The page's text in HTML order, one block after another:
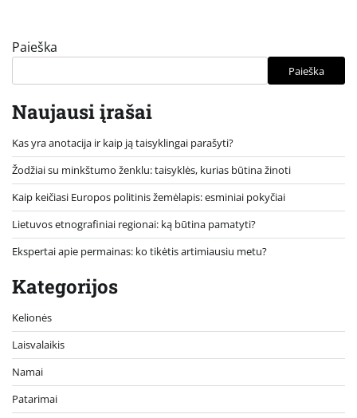
Paieška
Paieška
Naujausi įrašai
Kas yra anotacija ir kaip ją taisyklingai parašyti?
Žodžiai su minkštumo ženklu: taisyklės, kurias būtina žinoti
Kaip keičiasi Europos politinis žemėlapis: esminiai pokyčiai
Lietuvos etnografiniai regionai: ką būtina pamatyti?
Ekspertai apie permainas: ko tikėtis artimiausiu metu?
Kategorijos
Kelionės
Laisvalaikis
Namai
Patarimai